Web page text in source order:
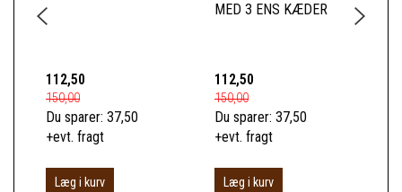
112,50
150,00
Du sparer: 37,50
+evt. fragt
Læg i kurv
MED 3 ENS KÆDER
112,50
150,00
Du sparer: 37,50
+evt. fragt
Læg i kurv